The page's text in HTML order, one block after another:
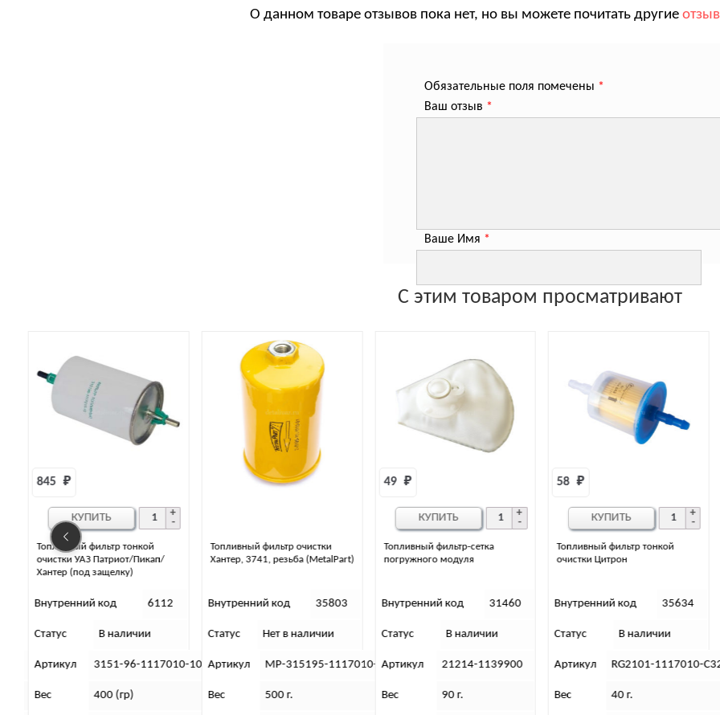
О данном товаре отзывов пока нет, но вы можете почитать другие
Обязательные поля помечены *
Ваш отзыв *
Ваше Имя *
С этим товаром просматривают
Топливный фильтр очистки
Хантер, 3741, резьба (MetalPart)
Внутренний код 35803
Статус Нет в наличии
Артикул МР-315195-1117010-01
Вес 500 г.
Топливный фильтр-сетка
погружного модуля
Внутренний код 31460
Статус В наличии
Артикул 21214-1139900
Вес 90 г.
Топливный фильтр тонкой
очистки Цитрон
58 ₽
Внутренний код 35634
Статус В наличии
Артикул RG2101-1117010-C320
Вес 40 г.
КУПИТЬ
Хомут крепления ФТО УАЗ-
Патриот
750 ₽
Внутренний код 32995
Статус В наличии
Артикул 3163-00-1117305-
Вес 110 г.
КУПИТЬ